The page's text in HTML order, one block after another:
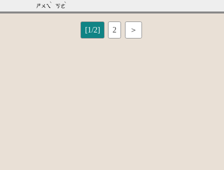
ㄕㄨㄟ
ˋ
ㄎㄜ
ˋ
[1/2] 2 ＞